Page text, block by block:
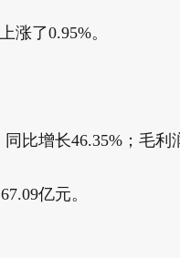
涨了0.95%。
比增长46.35%；毛利
亿元。